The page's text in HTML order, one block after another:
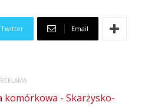
Twitter Email
REKLAMA